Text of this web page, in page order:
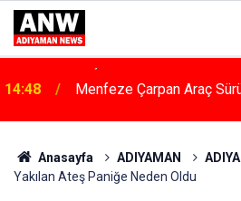
14:48 Menfeze Çarpan Araç
Anasayfa ADIYAMAN
Yakılan Ateş Paniğe Neden Oldu